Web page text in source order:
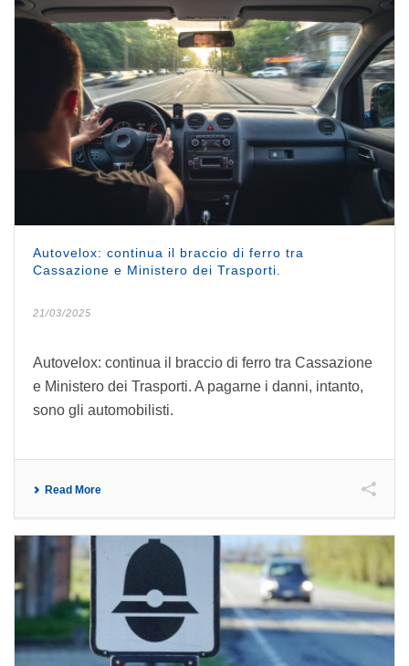
Autovelox: continua il braccio di ferro tra
Cassazione e Ministero dei Trasporti.
21/03/2025
Autovelox: continua il braccio di ferro tra Cassazione
e Ministero dei Trasporti. A pagarne i danni, intanto,
sono gli automobilisti.
Read More